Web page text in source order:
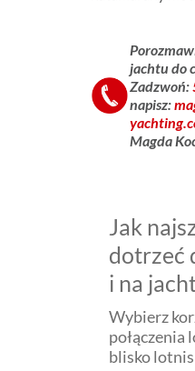
jachtu do
Zadzwoń:
napisz:
Magda
Jak
dotrzeć
i na
Wybierz
połączenia
blisko